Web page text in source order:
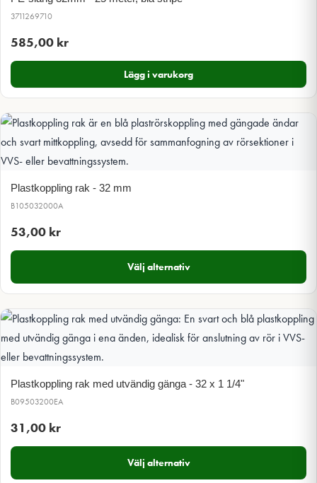
3711269710
585,00 kr
Lägg i varukorg
Plastkoppling rak - 32 mm
B105032000A
53,00 kr
Välj alternativ
Plastkoppling rak med utvändig gänga - 32 x 1 1/4"
B09503200EA
31,00 kr
Välj alternativ